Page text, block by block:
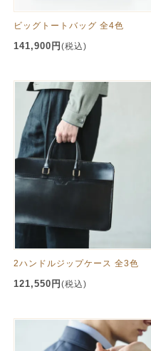
ビッグトートバッグ 全4色
141,900円(税込)
2ハンドルジップケース 全3色
121,550円(税込)